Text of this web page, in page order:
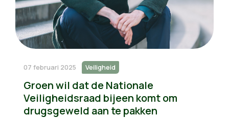
07 februari 2025 Veiligheid
Groen wil dat de Nationale
Veiligheidsraad bijeen komt om
drugsgeweld aan te pakken